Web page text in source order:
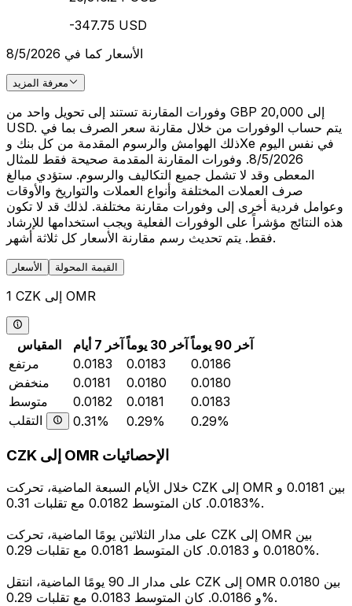
-347.75 USD
الأسعار كما في 8/5/2026
معرفة المزيد
وفورات المقارنة تستند إلى تحويل واحد من GBP 20,000 إلى
USD. يتم حساب الوفورات من خلال مقارنة سعر الصرف بما في
ذلك الهوامش والرسوم المقدمة من كل بنك وXe في نفس اليوم
8/5/2026. وفورات المقارنة المقدمة صحيحة فقط للمثال
المعطى وقد لا تشمل جميع التكاليف والرسوم. ستؤدي مبالغ
صرف العملات المختلفة وأنواع العملات والتواريخ والأوقات
وعوامل فردية أخرى إلى وفورات مقارنة مختلفة. لذلك قد لا تكون
هذه النتائج مؤشراً على الوفورات الفعلية ويجب استخدامها للإرشاد
فقط. يتم تحديث رسم مقارنة الأسعار كل ثلاثة أشهر.
الأسعار القيمة المحولة
1 CZK إلى OMR
المقياس آخر 7 أيام آخر 30 يوماً
آخر 90 يوماً
مرتفع
0.0183 0.0183
0.0186
منخفض
0.0181 0.0180
0.0180
متوسط
0.0182 0.0181
0.0183
التقلب
0.31% 0.29% 0.29%
CZK إلى OMR الإحصائيات
خلال الأيام السبعة الماضية، تحركت CZK إلى OMR بين 0.0181 و
0.0183. كان المتوسط 0.0182 مع تقلبات 0.31%.
على مدار الثلاثين يومًا الماضية، تحركت CZK إلى OMR بين
0.0180 و 0.0183. كان المتوسط 0.0181 مع تقلبات 0.29%.
على مدار الـ 90 يومًا الماضية، انتقل CZK إلى OMR بين 0.0180
و 0.0186. كان المتوسط 0.0183 مع تقلبات 0.29%.